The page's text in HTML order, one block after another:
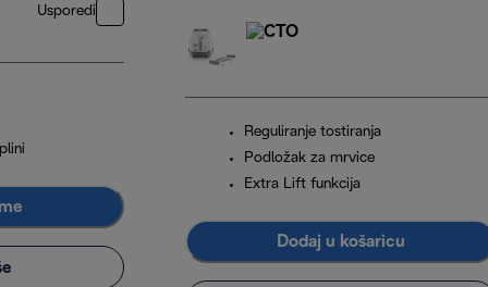
Usporedi
Reguliranje tostiranja
Podložak za mrvice
Extra Lift funkcija
Dodaj u košaricu